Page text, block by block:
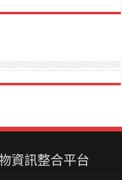
資訊整合平台